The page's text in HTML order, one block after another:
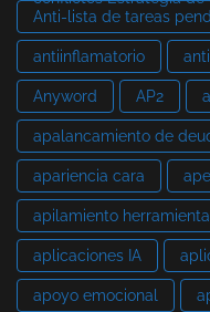
Anti-lista de tareas
antiinflamatorio
Anyword AP2
apalancamiento de
apariencia cara
apilamiento
aplicaciones IA
apoyo emocional